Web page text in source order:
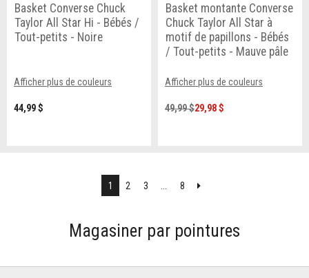
Basket Converse Chuck
Taylor All Star Hi - Bébés /
Tout-petits - Noire
Afficher plus de couleurs
44,99 $
Basket montante Converse
Chuck Taylor All Star à
motif de papillons - Bébés
/ Tout-petits - Mauve pâle
Afficher plus de couleurs
49,99 $29,98 $
1 2 3 8 Suivant
Magasiner par pointures